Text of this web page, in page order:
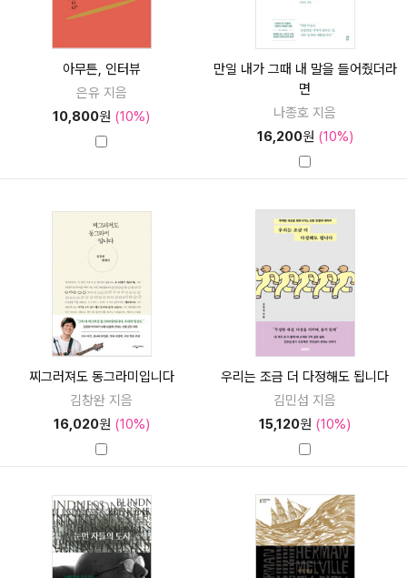
아무튼, 인터뷰
은유 지음
10,800원 (10%)
만일 내가 그때 내 말을 들어줬더라
면
나종호 지음
16,200원 (10%)
찌그러져도 동그라미입니다
김창완 지음
16,020원 (10%)
우리는 조금 더 다정해도 됩니다
김민섭 지음
15,120원 (10%)